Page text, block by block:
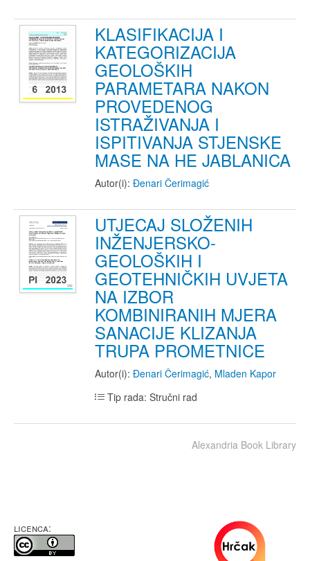
KLASIFIKACIJA I
KATEGORIZACIJA
GEOLOŠKIH
PARAMETARA NAKON
PROVEDENOG
ISTRAŽIVANJA I
ISPITIVANJA STJENSKE
MASE NA HE JABLANICA
Autor(i): Đenari Čerimagić
UTJECAJ SLOŽENIH
INŽENJERSKO-
GEOLOŠKIH I
GEOTEHNIČKIH UVJETA
NA IZBOR
KOMBINIRANIH MJERA
SANACIJE KLIZANJA
TRUPA PROMETNICE
Autor(i): Đenari Čerimagić, Mladen Kapor
Tip rada: Stručni rad
Alexandria Book Library
LICENCA: